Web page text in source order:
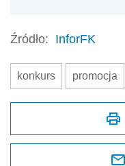
Źródło: InforFK
konkurs promocja